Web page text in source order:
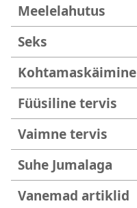
Meelelahutus
Seks
Kohtamaskäimine
Füüsiline tervis
Vaimne tervis
Suhe Jumalaga
Vanemad artiklid